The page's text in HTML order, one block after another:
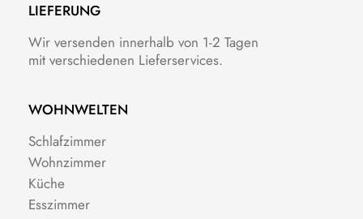
LIEFERUNG
Wir versenden innerhalb von 1-2 Tagen
mit verschiedenen Lieferservices.
WOHNWELTEN
Schlafzimmer
Wohnzimmer
Küche
Esszimmer